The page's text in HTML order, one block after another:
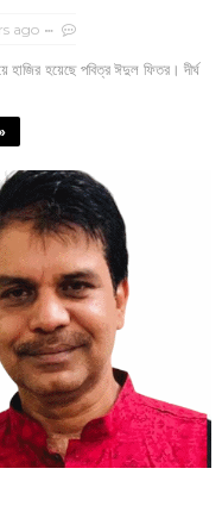
ago
হাজির হয়েছে পবিত্র ঈদুল ফিতর। দীর্ঘ